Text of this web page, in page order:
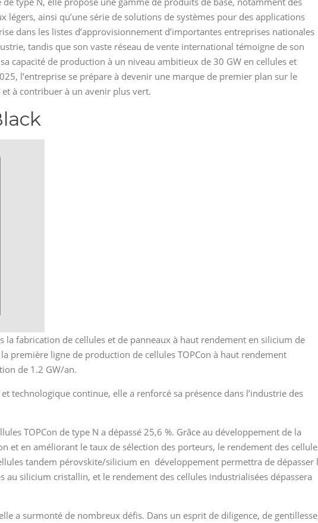
légers, ainsi qu’une série de solutions de systèmes pour des applications
dans les listes d’approvisionnement d’importantes entreprises nationales
tandis que son vaste réseau de vente international témoigne de son
capacité de production à un niveau ambitieux de 30 GW en cellules et
l’entreprise se prépare à devenir une marque de premier plan sur le
à contribuer à un avenir plus vert.
la fabrication de cellules et de panneaux à haut rendement en silicium de
première ligne de production de cellules TOPCon à haut rendement
de 1.2 GW/an.
technologique continue, elle a renforcé sa présence dans l’industrie des
TOPCon de type N a dépassé 25,6 %. Grâce au développement de la
et en améliorant le taux de sélection des porteurs, le rendement des
tandem pérovskite/silicium en développement permettra de dépasser
au silicium cristallin, et le rendement des cellules industrialisées dépassera
a surmonté de nombreux défis. Dans un esprit de diligence, de